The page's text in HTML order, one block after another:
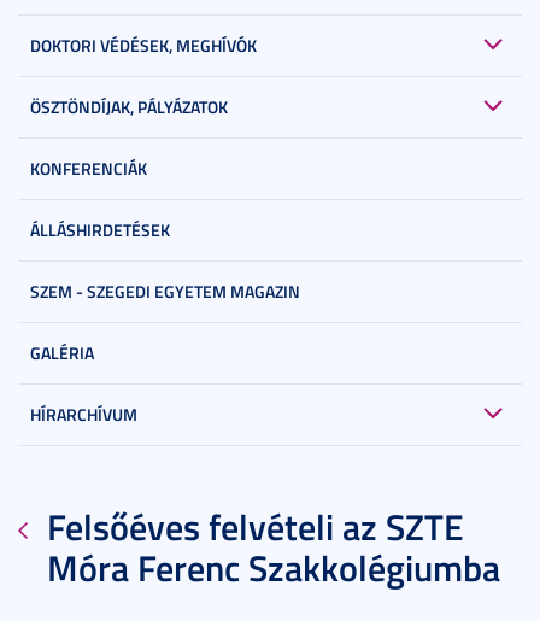
DOKTORI VÉDÉSEK, MEGHÍVÓK
ÖSZTÖNDÍJAK, PÁLYÁZATOK
KONFERENCIÁK
ÁLLÁSHIRDETÉSEK
SZEM - SZEGEDI EGYETEM MAGAZIN
GALÉRIA
HÍRARCHÍVUM
Felsőéves felvételi az SZTE
Móra Ferenc Szakkolégiumba